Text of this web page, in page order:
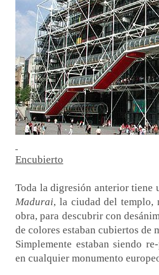
Encubierto
Toda la digresión anterior tiene
Madurai, la ciudad del templo,
obra, para descubrir con
de colores estaban cubiertos de
Simplemente estaban siendo
en cualquier monumento